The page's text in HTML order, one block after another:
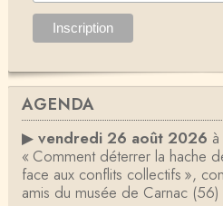
AGENDA
▶ vendredi 26 août 2026 à
« Comment déterrer la hache
face aux conflits collectifs »,
amis du musée de Carnac (56)